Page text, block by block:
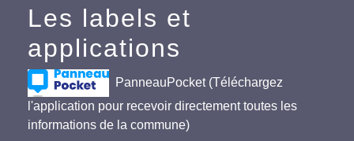
Les labels et
applications
PanneauPocket (Téléchargez
l'application pour recevoir directement toutes les
informations de la commune)